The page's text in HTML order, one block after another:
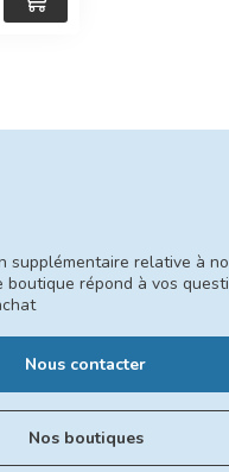
supplémentaire relative à
boutique répond à vos
Nous contacter
Nos boutiques